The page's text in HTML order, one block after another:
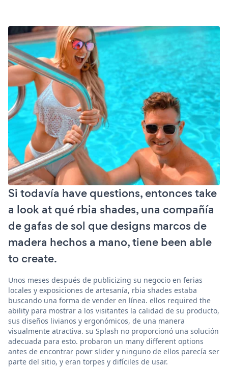
Si todavía have questions, entonces take
a look at qué rbia shades, una compañía
de gafas de sol que designs marcos de
madera hechos a mano, tiene been able
to create.
Unos meses después de publicizing su negocio en ferias
locales y exposiciones de artesanía, rbia shades estaba
buscando una forma de vender en línea. ellos required the
ability para mostrar a los visitantes la calidad de su producto,
sus diseños livianos y ergonómicos, de una manera
visualmente atractiva. su Splash no proporcionó una solución
adecuada para esto. probaron un many different options
antes de encontrar powr slider y ninguno de ellos parecía ser
parte del sitio, y eran torpes y difíciles de usar.